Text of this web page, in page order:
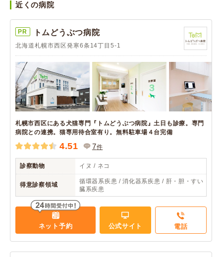
近くの病院
PR トムどうぶつ病院
北海道札幌市西区発寒6条14丁目5-1
札幌市西区にある犬猫専門『トムどうぶつ病院』土日も診療。専門
病院との連携。猫専用待合室有り。無料駐車場４台完備
4.51 7件
診察動物 イヌ / ネコ
得意診察領域
循環器系疾患 / 消化器系疾患 / 肝・胆・すい
臓系疾患
ネット予約 公式サイト 電話